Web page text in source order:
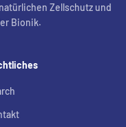
Zellschutz und
Bionik.